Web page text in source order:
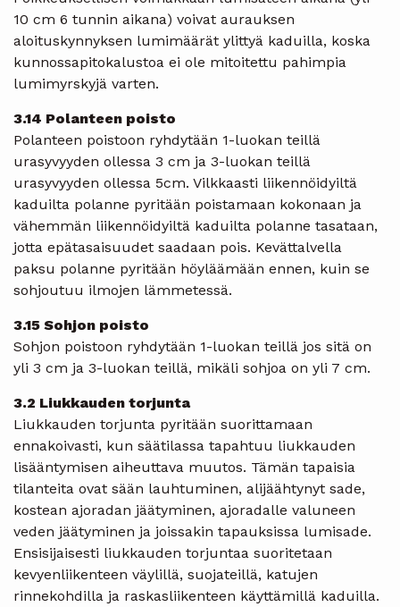
10 cm 6 tunnin aikana) voivat aurauksen
aloituskynnyksen lumimäärät ylittyä kaduilla, koska
kunnossapitokalustoa ei ole mitoitettu pahimpia
lumimyrskyjä varten.
3.14 Polanteen poisto
Polanteen poistoon ryhdytään 1-luokan teillä
urasyvyyden ollessa 3 cm ja 3-luokan teillä
urasyvyyden ollessa 5cm. Vilkkaasti liikennöidyiltä
kaduilta polanne pyritään poistamaan kokonaan ja
vähemmän liikennöidyiltä kaduilta polanne tasataan,
jotta epätasaisuudet saadaan pois. Kevättalvella
paksu polanne pyritään höyläämään ennen, kuin se
sohjoutuu ilmojen lämmetessä.
3.15 Sohjon poisto
Sohjon poistoon ryhdytään 1-luokan teillä jos sitä on
yli 3 cm ja 3-luokan teillä, mikäli sohjoa on yli 7 cm.
3.2 Liukkauden torjunta
Liukkauden torjunta pyritään suorittamaan
ennakoivasti, kun säätilassa tapahtuu liukkauden
lisääntymisen aiheuttava muutos. Tämän tapaisia
tilanteita ovat sään lauhtuminen, alijäähtynyt sade,
kostean ajoradan jäätyminen, ajoradalle valuneen
veden jäätyminen ja joissakin tapauksissa lumisade.
Ensisijaisesti liukkauden torjuntaa suoritetaan
kevyenliikenteen väylillä, suojateillä, katujen
rinnekohdilla ja raskasliikenteen käyttämillä kaduilla.